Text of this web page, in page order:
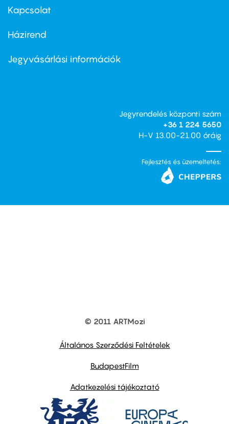
firstKapcsolat
Footer
second
Házirend
Jegyvásárlási információk
Jegyrendelés központi szám
+36 1 224 5650
H-V 13.00-21.00 óráig
Fejlesztés és üzemeltetés:
© 2011 ARTMozi
Általános Szerződési Feltételek
BudapestFilm
Adatkezelési tájékoztató